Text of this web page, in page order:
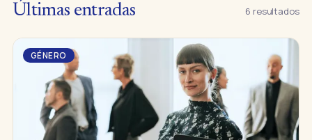
Últimas entradas 6 resultados
GÉNERO